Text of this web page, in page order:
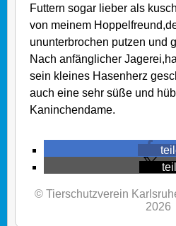
Futtern sogar lieber als
von meinem
ununterbrochen putzen und
Nach anfänglicher
sein kleines Hasenherz
auch eine sehr süße und
Kaninchendame.
© Tierschutzverein
2026